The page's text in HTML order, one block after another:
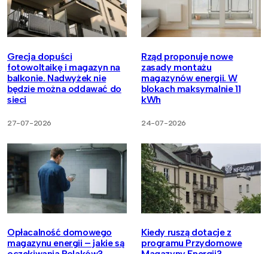
Grecja dopuści
fotowoltaikę i magazyn na
balkonie. Nadwyżek nie
będzie można oddawać do
sieci
27-07-2026
Rząd proponuje nowe
zasady montażu
magazynów energii. W
blokach maksymalnie 11
kWh
24-07-2026
Opłacalność domowego
magazynu energii – jakie są
Kiedy ruszą dotacje z
programu Przydomowe